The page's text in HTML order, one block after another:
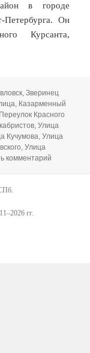
в городе
Петербурга. Он
Курсанта,
,Зверинец
, Казарменный
Переулок Красного
,Улица
Кучумова,Улица
,Улица
комментарий
гг.